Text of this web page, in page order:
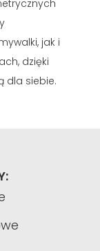
jak i
dzięki
dla siebie.